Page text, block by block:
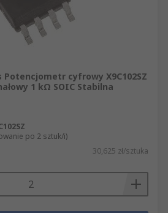
Potencjometr cyfrowy X9C102SZ
1 kΩ SOIC Stabilna
po 2 sztuk/i)
30,625 zł/sztuka